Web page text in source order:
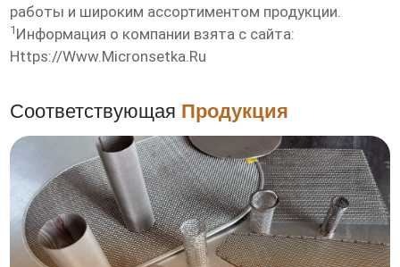
работы и широким ассортиментом продукции.
1 Информация о компании взята с сайта:
Https://www.micronsetka.ru
Соответствующая Продукция